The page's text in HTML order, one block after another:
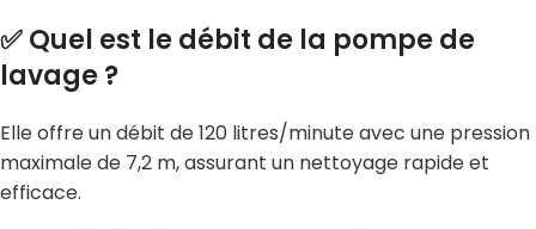
✅ Quel est le débit de la pompe de
lavage ?
Elle offre un débit de 120 litres/minute avec une pression
maximale de 7,2 m, assurant un nettoyage rapide et
efficace.